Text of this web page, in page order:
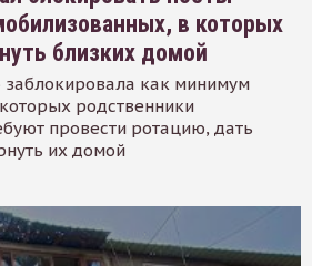
в которых
близких домой
заблокировала как минимум
родственники
провести ротацию, дать
их домой